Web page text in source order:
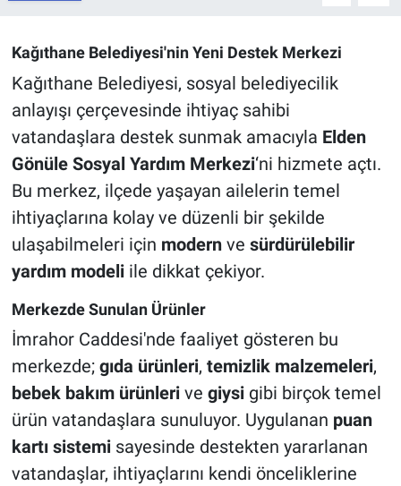
Kağıthane Belediyesi'nin Yeni Destek Merkezi
Kağıthane Belediyesi, sosyal belediyecilik
anlayışı çerçevesinde ihtiyaç sahibi
vatandaşlara destek sunmak amacıyla Elden
Gönüle Sosyal Yardım Merkezi‘ni hizmete açtı.
Bu merkez, ilçede yaşayan ailelerin temel
ihtiyaçlarına kolay ve düzenli bir şekilde
ulaşabilmeleri için modernve sürdürülebilir
yardım modeliile dikkat çekiyor.
Merkezde Sunulan Ürünler
İmrahor Caddesi'nde faaliyet gösteren bu
merkezde; gıda ürünleri, temizlik malzemeleri,
bebek bakım ürünlerive giysigibi birçok temel
ürün vatandaşlara sunuluyor. Uygulanan puan
kartı sistemisayesinde destekten yararlanan
vatandaşlar, ihtiyaçlarını kendi önceliklerine